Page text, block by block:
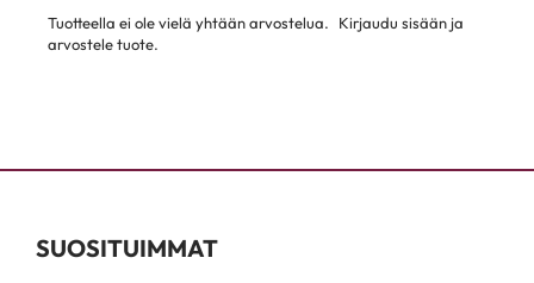
Tuotteella ei ole vielä yhtään arvostelua.
Kirjaudu sisään ja
arvostele tuote.
SUOSITUIMMAT